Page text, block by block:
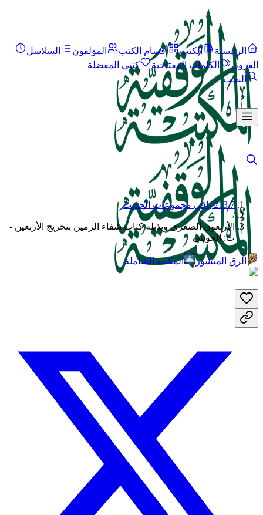
الرئيسية الكتب أقسام الكتب المؤلفون
السلاسل
القرون
الكلمات المفتاحية
كتبي المفضلة
البحث
213.7 باقي مجموعات الحديث
/
الأربعون الصغرى وبذيله كتاب شفاء الزمين بتخريج الأربعين -
ت: الحويني
الرق المنشور المكتبة الشاملة